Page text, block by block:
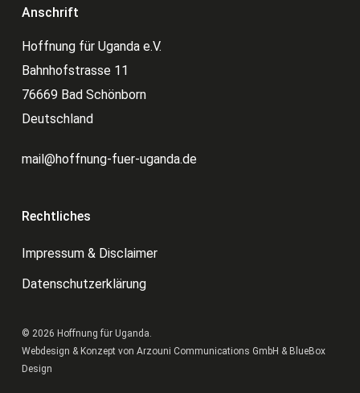
Anschrift
Hoffnung für Uganda e.V.
Bahnhofstrasse 11
76669 Bad Schönborn
Deutschland
mail@hoffnung-fuer-uganda.de
Rechtliches
Impressum & Disclaimer
Datenschutzerklärung
© 2026 Hoffnung für Uganda.
Webdesign & Konzept von Arzouni Communications GmbH & BlueBox
Design